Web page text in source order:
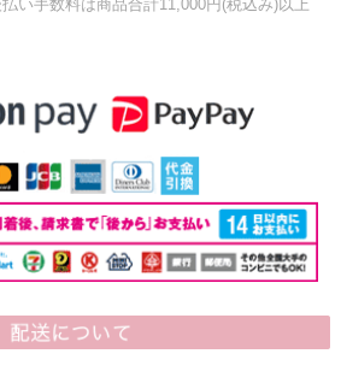
い手数料は商品合計11,000円(税込み)以上